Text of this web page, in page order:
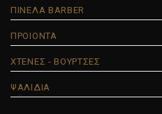
ΠΙΝΕΛΑ BARBER
ΠΡΟΙΟΝΤΑ
ΧΤΕΝΕΣ - ΒΟΥΡΤΣΕΣ
ΨΑΛΙΔΙΑ